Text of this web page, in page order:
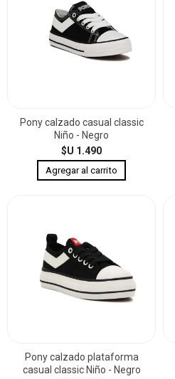
Pony calzado casual classic
Niño - Negro
$U 1.490
Pony calzado plataforma
casual classic Niño - Negro